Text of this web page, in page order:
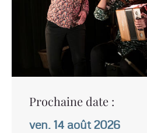
Prochaine date :
ven. 14 août 2026